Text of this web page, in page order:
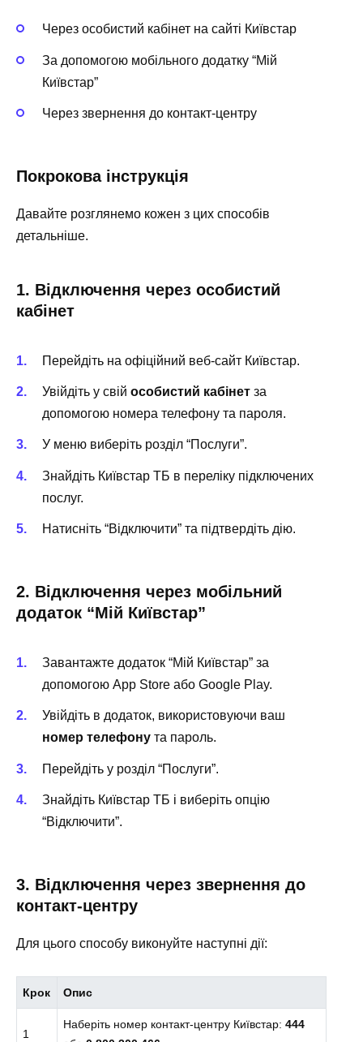
Через особистий кабінет на сайті Київстар
За допомогою мобільного додатку “Мій
Київстар”
Через звернення до контакт-центру
Покрокова інструкція
Давайте розглянемо кожен з цих способів
детальніше.
1. Відключення через особистий
кабінет
Перейдіть на офіційний веб-сайт Київстар.
Увійдіть у свій особистий кабінет за
допомогою номера телефону та пароля.
У меню виберіть розділ “Послуги”.
Знайдіть Київстар ТБ в переліку підключених
послуг.
Натисніть “Відключити” та підтвердіть дію.
2. Відключення через мобільний
додаток “Мій Київстар”
Завантажте додаток “Мій Київстар” за
допомогою App Store або Google Play.
Увійдіть в додаток, використовуючи ваш
номер телефону та пароль.
Перейдіть у розділ “Послуги”.
Знайдіть Київстар ТБ і виберіть опцію
“Відключити”.
3. Відключення через звернення до
контакт-центру
Для цього способу виконуйте наступні дії:
Крок Опис
1
Наберіть номер контакт-центру Київстар:444